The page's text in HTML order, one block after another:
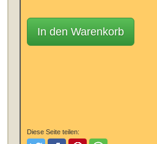
In den Warenkorb
Diese Seite teilen: